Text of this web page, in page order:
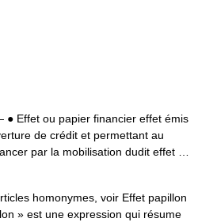
Effet ou papier financier effet émis
de crédit et permettant au
par la mobilisation dudit effet …
homonymes, voir Effet papillon
» est une expression qui résume